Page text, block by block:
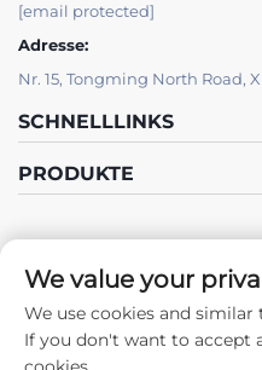
[email protected]
Adresse:
Nr. 15, Tongming North Road,
SCHNELLLINKS
PRODUKTE
We value your
We use cookies and
If you don't want to accept